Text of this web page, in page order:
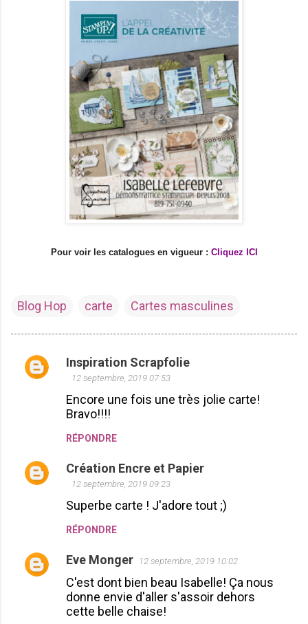
Pour voir les catalogues en vigueur : Cliquez ICI
Blog Hop carte Cartes masculines
C
n
t
e
Inspiration Scrapfolie
12 septembre, 2019 07:53
Encore une fois une très jolie carte!
Bravo!!!!
RÉPONDRE
Création Encre et Papier
12 septembre, 2019 09:23
Superbe carte ! J'adore tout ;)
RÉPONDRE
Eve Monger 12 septembre, 2019 10:02
C'est dont bien beau Isabelle! Ça nous
donne envie d'aller s'assoir dehors
cette belle chaise!